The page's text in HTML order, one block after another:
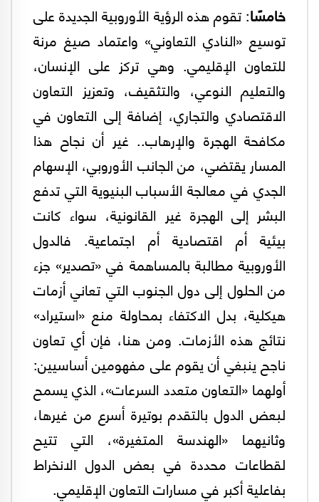
خامسًا: تقوم هذه الرؤية الأوروبية الجديدة على
توسيع «النادي التعاوني» واعتماد صيغ مرنة
للتعاون الإقليمي. وهي تركز على الإنسان،
والتعليم النوعي، والتثقيف، وتعزيز التعاون
الاقتصادي والتجاري، إضافة إلى التعاون في
مكافحة الهجرة والإرهاب.. غير أن نجاح هذا
المسار يقتضي، من الجانب الأوروبي، الإسهام
الجدي في معالجة الأسباب البنيوية التي تدفع
البشر إلى الهجرة غير القانونية، سواء كانت
بيئية أم اقتصادية أم اجتماعية. فالدول
الأوروبية مطالبة بالمساهمة في «تصدير» جزء
من الحلول إلى دول الجنوب التي تعاني أزمات
هيكلية، بدل الاكتفاء بمحاولة منع «استيراد»
نتائج هذه الأزمات. ومن هنا، فإن أي تعاون
ناجح ينبغي أن يقوم على مفهومين أساسيين:
أولهما «التعاون متعدد السرعات»، الذي يسمح
لبعض الدول بالتقدم بوتيرة أسرع من غيرها،
وثانيهما «الهندسة المتغيرة»، التي تتيح
لقطاعات محددة في بعض الدول الانخراط
بفاعلية أكبر في مسارات التعاون الإقليمي.